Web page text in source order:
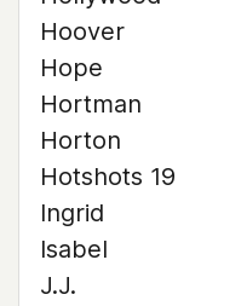
Hoover
Hope
Hortman
Horton
Hotshots 19
Ingrid
Isabel
J.J.